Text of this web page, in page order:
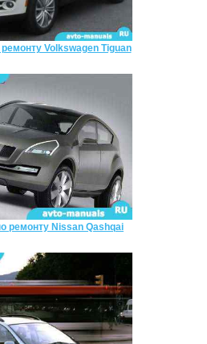
Volkswagen Tiguan
ремонту Nissan Qashqai